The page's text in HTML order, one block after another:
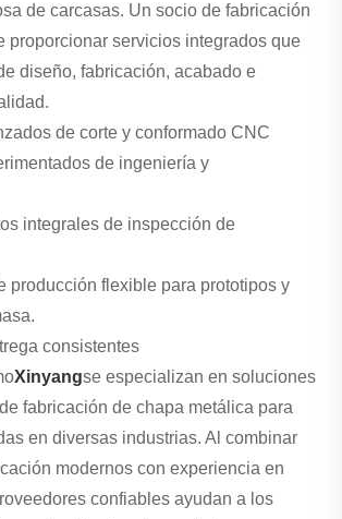
de carcasas. Un socio de fabricación
proporcionar servicios integrados que
diseño, fabricación, acabado e
de corte y conformado CNC
de ingeniería y
integrales de inspección de
producción flexible para prototipos y
consistentes
Xinyangse especializan en soluciones
fabricación de chapa metálica para
en diversas industrias. Al combinar
modernos con experiencia en
confiables ayudan a los